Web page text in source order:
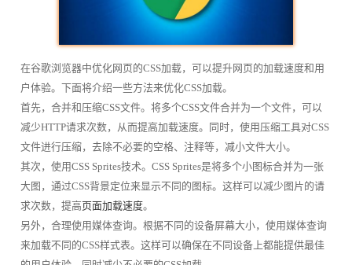
在谷歌浏览器中优化网页的CSS加载，可以提升网页的加载速度和用
户体验。下面将介绍一些方法来优化CSS加载。
首先，合并和压缩CSS文件。将多个CSS文件合并为一个文件，可以
减少HTTP请求次数，从而提高加载速度。同时，使用压缩工具对CSS
文件进行压缩，去除不必要的空格、注释等，减小文件大小。
其次，使用CSS Sprites技术。CSS Sprites是将多个小图标合并为一张
大图，通过CSS背景定位来显示不同的图标。这样可以减少图片的请
求次数，提高页面加载速度。
另外，合理使用媒体查询。根据不同的设备屏幕大小，使用媒体查询
来加载不同的CSS样式表。这样可以确保在不同设备上都能提供最佳